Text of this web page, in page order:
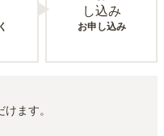
お申し込み
ます。